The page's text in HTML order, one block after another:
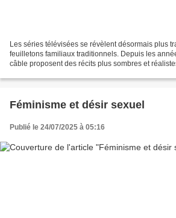
Les séries télévisées se révèlent désormais plus
feuilletons familiaux traditionnels. Depuis les
câble proposent des récits plus sombres et
Féminisme et désir sexuel
Publié le 24/07/2025 à 05:16